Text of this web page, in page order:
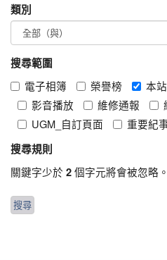
類別
搜尋範圍
電子相簿
榮譽榜 本
影音播放
維修通報
UGM_自訂頁面
重要紀
搜尋規則
關鍵字少於 2個字元將會被忽略。